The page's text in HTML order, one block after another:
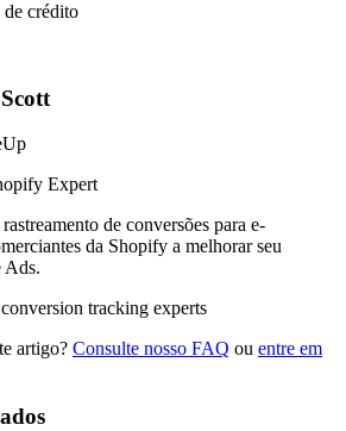
de crédito
Expert
de conversões para e-
da Shopify a melhorar seu
Ads.
tracking experts
artigo? Consulte nosso FAQ ou entre em